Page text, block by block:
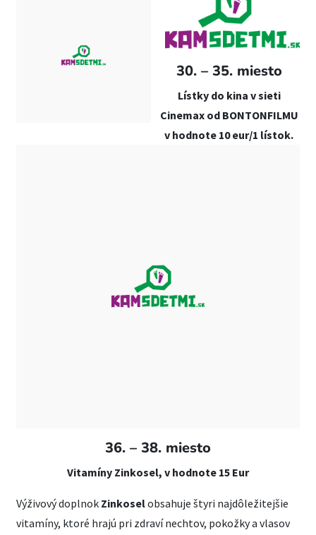
30. – 35. miesto
Lístky do kina v sieti
Cinemax od BONTONFILMU
v hodnote 10 eur/1 lístok.
36. – 38. miesto
Vitamíny Zinkosel, v hodnote 15 Eur
Výživový doplnok Zinkoselobsahuje štyri najdôležitejšie
vitamíny, ktoré hrajú pri zdraví nechtov, pokožky a vlasov